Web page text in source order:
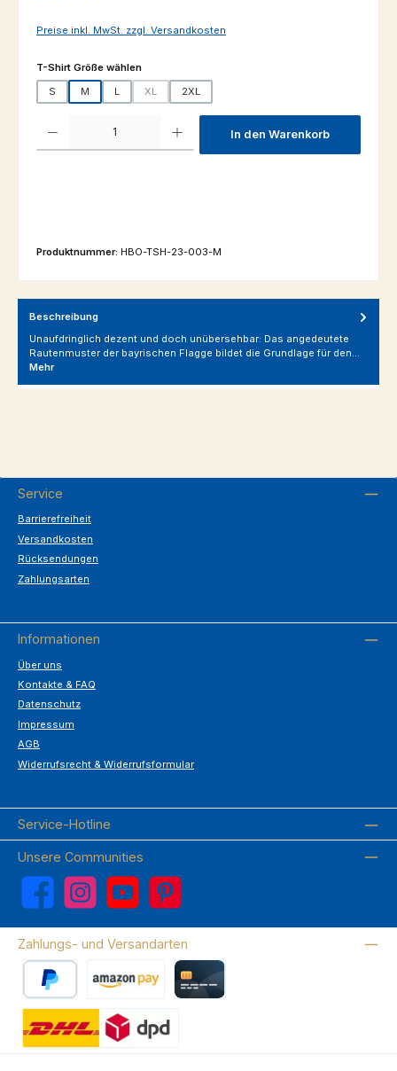
Preise inkl. MwSt. zzgl. Versandkosten
T-Shirt Größe wählenauswählen
S M L XL 2XL
Produkt Anzahl: Gib den gewünschten Wert ein oder benutze die
In den Warenkorb
Produktnummer: HBO-TSH-23-003-M
Beschreibung
Unaufdringlich dezent und doch unübersehbar: Das angedeutete
Rautenmuster der bayrischen Flagge bildet die Grundlage für den…
Mehr
Service
Barrierefreiheit
Versandkosten
Rücksendungen
Zahlungsarten
Informationen
Über uns
Kontakte & FAQ
Datenschutz
Impressum
AGB
Widerrufsrecht & Widerrufsformular
Service-Hotline
Unsere Communities
Facebook Instagram YouTube Pinterest
Zahlungs- und Versandarten